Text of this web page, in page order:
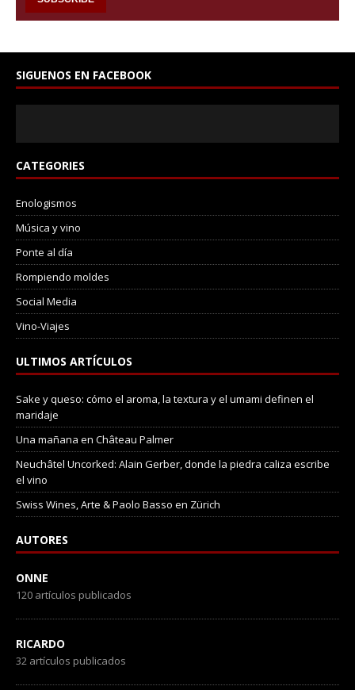
SIGUENOS EN FACEBOOK
CATEGORIES
Enologismos
Música y vino
Ponte al día
Rompiendo moldes
Social Media
Vino-Viajes
ULTIMOS ARTÍCULOS
Sake y queso: cómo el aroma, la textura y el umami definen el
maridaje
Una mañana en Château Palmer
Neuchâtel Uncorked: Alain Gerber, donde la piedra caliza escribe
el vino
Swiss Wines, Arte & Paolo Basso en Zürich
AUTORES
ONNE
120 artículos publicados
RICARDO
32 artículos publicados